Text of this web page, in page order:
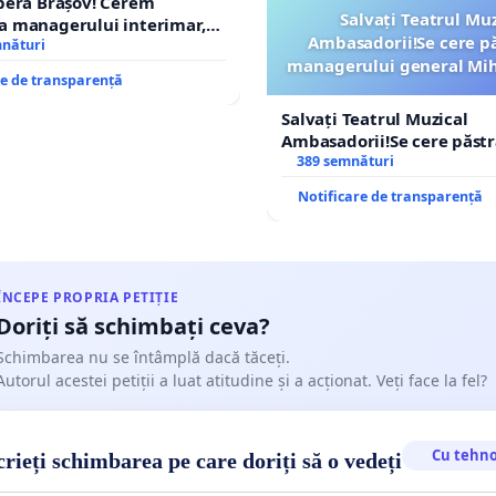
managerului interimar,
Marius!
de transparență
Salvați Teatrul
Ambasadorii!Se cere
managerului general
Salvați Teatrul Muzical
Ambasadorii!Se cere
managerului general
ROGOJAN
389 semnături
Notificare de transparență
PROPRIA PETIȚIE
să schimbați ceva?
nu se întâmplă dacă tăceți.
acestei petiții a luat atitudine și a acționat. Veți face la fel?
schimbarea pe care doriți să o vedeți Cu